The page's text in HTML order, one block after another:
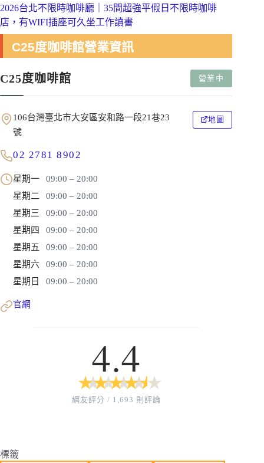
2026台北不限時咖啡廳｜35間超強平假日不限時咖啡
店，有WIFI插座可久坐工作讀書
C25度咖啡館營業資訊
C25度咖啡館 營業中
106台灣臺北市大安區安和路一段21巷23
號
地圖
02 2781 8902
星期一
09:00 – 20:00
星期二
09:00 – 20:00
星期三
09:00 – 20:00
星期四
09:00 – 20:00
星期五
09:00 – 20:00
星期六
09:00 – 20:00
星期日
09:00 – 20:00
官網
4.4
★
★ ★
★ ★
★ ★
★ ★
★
網友評分 / 1,693 則評論
標籤